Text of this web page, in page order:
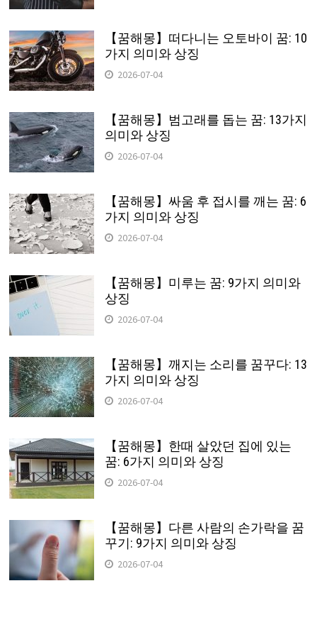
【꿈해몽】떠다니는 오토바이 꿈: 10
가지 의미와 상징
2026-07-04
【꿈해몽】범고래를 돕는 꿈: 13가지
의미와 상징
2026-07-04
【꿈해몽】싸움 후 접시를 깨는 꿈: 6
가지 의미와 상징
2026-07-04
【꿈해몽】미루는 꿈: 9가지 의미와
상징
2026-07-04
【꿈해몽】깨지는 소리를 꿈꾸다: 13
가지 의미와 상징
2026-07-04
【꿈해몽】한때 살았던 집에 있는
꿈: 6가지 의미와 상징
2026-07-04
【꿈해몽】다른 사람의 손가락을 꿈
꾸기: 9가지 의미와 상징
2026-07-04